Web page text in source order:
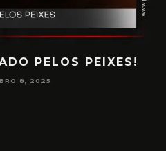
PELOS PEIXES!
8, 2025